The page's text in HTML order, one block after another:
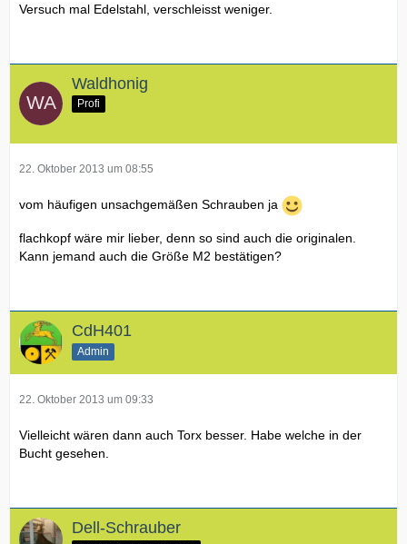
Versuch mal Edelstahl, verschleisst weniger.
Waldhonig
Profi
22. Oktober 2013 um 08:55
vom häufigen unsachgemäßen Schrauben ja
flachkopf wäre mir lieber, denn so sind auch die originalen.
Kann jemand auch die Größe M2 bestätigen?
CdH401
Admin
22. Oktober 2013 um 09:33
Vielleicht wären dann auch Torx besser. Habe welche in der
Bucht gesehen.
Dell-Schrauber